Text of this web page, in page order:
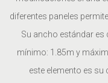
diferentes paneles
Su ancho estándar
mínimo: 1.85m y
este elemento es